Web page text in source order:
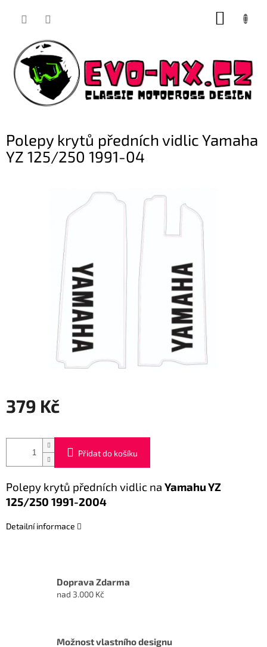
Polepy krytů předních vidlic Yamaha
YZ 125/250 1991-04
379 Kč
cena:
Přidat do košíku
Polepy krytů předních vidlic na Yamahu YZ
125/250 1991-2004
Detailní informace
Doprava Zdarma
nad 3.000 Kč
Možnost vlastního designu